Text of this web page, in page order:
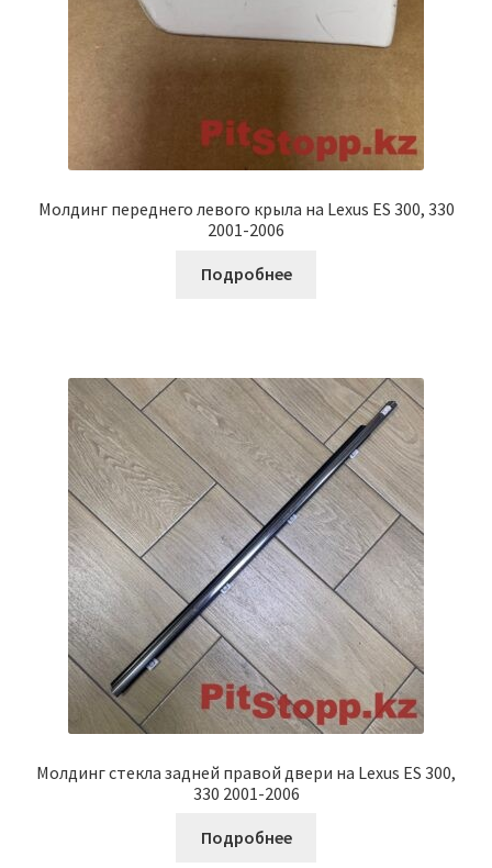
Молдинг переднего левого крыла на Lexus ES 300, 330
2001-2006
Подробнее
Молдинг стекла задней правой двери на Lexus ES 300,
330 2001-2006
Подробнее